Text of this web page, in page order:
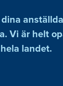
Vi är helt
landet.